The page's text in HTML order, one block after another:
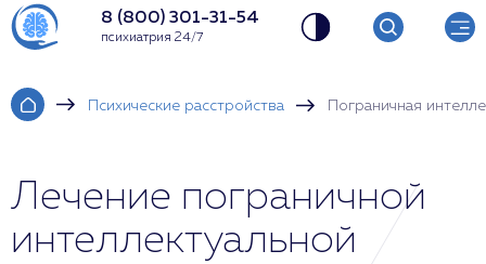
8 (800) 301-31-54
психиатрия 24/7
Психические расстройства Пограничная
Лечение пограничной
интеллектуальной